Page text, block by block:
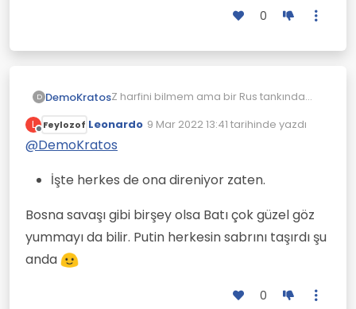
0
D DemoKratosZ harfini bilmem ama bir Rus tankında
görüntülendi.
Bu da Z sembolünden çok daha önemli.
Putin bir KGB ajanı artığıdır ve amacı
L
Çevrimdışı
Feylozof Leonardo 9 Mar 2022 13:41 tarihinde yazdı
Son düzenleyen:
@DemoKratos
İşte herkes de ona direniyor zaten.
Bosna savaşı gibi birşey olsa Batı çok güzel göz
yummayı da bilir. Putin herkesin sabrını taşırdı şu
anda
0